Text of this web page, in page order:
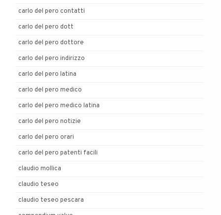
carlo del pero contatti
carlo del pero dott
carlo del pero dottore
carlo del pero indirizzo
carlo del pero latina
carlo del pero medico
carlo del pero medico latina
carlo del pero notizie
carlo del pero orari
carlo del pero patenti facili
claudio mollica
claudio teseo
claudio teseo pescara